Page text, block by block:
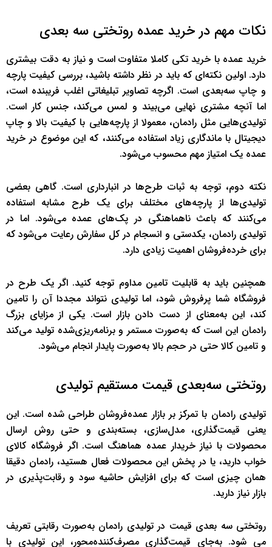
نکات مهم در خرید عمده روتختی سه بعدی
خرید عمده با خرید تکی کاملا متفاوت است و نیاز به دقت بیشتری
دارد. اولین نکته‌ای که باید در نظر داشته باشید، بررسی کیفیت پارچه
و چاپ سه‌بعدی است. اگرچه تصاویر تبلیغاتی اغلب فریبنده‌ است،
اما آنچه مشتری نهایی می‌بیند و لمس می‌کند، جنس کار است.
تولیدی‌هایی مثل رادمان، معمولا از پارچه‌هایی با کیفیت بالا و چاپ
دیجیتال با ماندگاری زیاد استفاده می‌کنند، که این موضوع در خرید
عمده یک امتیاز مهم محسوب می‌شود.
نکته دوم، توجه به ثبات طرح‌ها در انبارداری است. گاهی بعضی
تولیدی‌ها از پارچه‌های مختلف برای یک طرح مشابه استفاده
می‌کنند که باعث ناهماهنگی در پک‌های عمده می‌شود. اما در
تولیدی رادمان، یکدستی و انسجام در کل سفارش رعایت می‌شود که
برای خرده‌فروشان اهمیت زیادی دارد.
همچنین باید به قابلیت تامین مداوم توجه کنید. اگر یک طرح در
فروشگاه شما پرفروش شود، اما تولیدی نتواند مجددا آن را تامین
کند، این به‌معنای از دست دادن بازار است. یکی از مزایای بزرگ
رادمان این است که به‌صورت مستمر و برنامه‌ریزی‌شده تولید می‌کند
و تامین کالا حتی در حجم بالا به‌صورت پایدار انجام می‌شود.
روتختی سه‌بعدی قیمت مستقیم تولیدی
تولیدی رادمان با تمرکز بر بازار عمده‌فروشان طراحی شده است. این
یعنی قیمت‌گذاری، مدل‌سازی، بسته‌بندی و حتی روش ارسال
محصولات با نیاز خریدار عمده هماهنگ است. اگر فروشگاه کالای
خواب دارید، یا در پخش این محصولات فعال هستید، رادمان دقیقا
همان چیزی است که برای افزایش حاشیه سود و رقابت‌پذیری در
بازار نیاز دارید.
روتختی سه بعدی قیمت در تولیدی رادمان به‌صورت رقابتی تعریف
می شود. به‌جای قیمت‌گذاری مصرف‌کننده‌محور، این تولیدی با